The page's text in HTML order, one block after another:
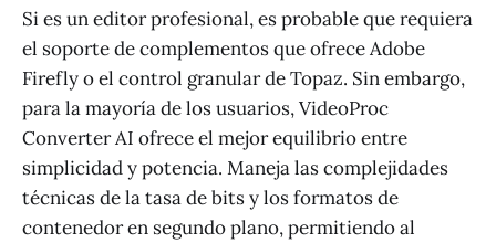
Si es un editor profesional, es probable que requiera
el soporte de complementos que ofrece Adobe
Firefly o el control granular de Topaz. Sin embargo,
para la mayoría de los usuarios, VideoProc
Converter AI ofrece el mejor equilibrio entre
simplicidad y potencia. Maneja las complejidades
técnicas de la tasa de bits y los formatos de
contenedor en segundo plano, permitiendo al